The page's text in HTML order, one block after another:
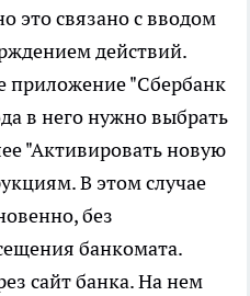
это связано с вводом
действий.
приложение "Сбербанк
в него нужно выбрать
"Активировать новую
В этом случае
без
банкомата.
сайт банка. На нем